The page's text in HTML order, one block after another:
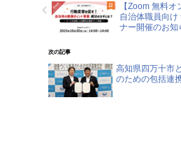
【Zoom 無料オ
自治体職員向け
ナー開催のお知
次の記事
高知県四万十市
のための包括連